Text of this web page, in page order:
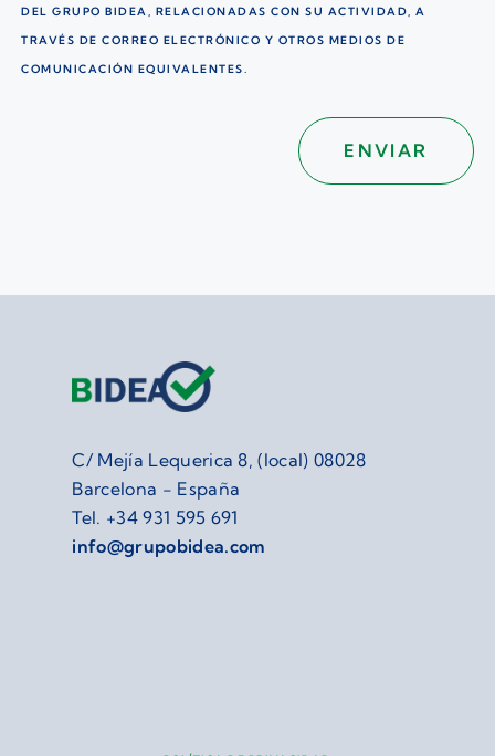
DEL GRUPO BIDEA, RELACIONADAS CON SU ACTIVIDAD, A
TRAVÉS DE CORREO ELECTRÓNICO Y OTROS MEDIOS DE
COMUNICACIÓN EQUIVALENTES.
C/ Mejía Lequerica 8, (local) 08028
Barcelona - España
Tel. +34 931 595 691
info@grupobidea.com